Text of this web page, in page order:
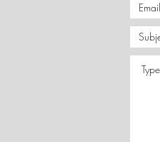
έξοδα αποστολής.